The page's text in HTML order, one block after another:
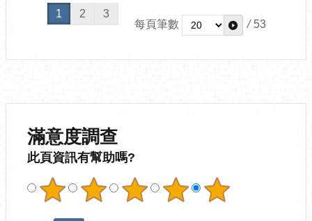
1 2
3
每頁筆數
/ 53
滿意度調查
此頁資訊有幫助嗎?